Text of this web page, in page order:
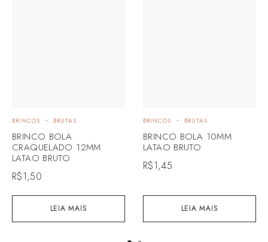
LEIA MAIS
BRINCOS BRUTAS
BRINCO BOLA
CRAQUELADO 12MM
LATAO BRUTO
R$1,50
LEIA MAIS
BRINCOS BRUTAS
BRINCO BOLA 10MM
LATAO BRUTO
R$1,45